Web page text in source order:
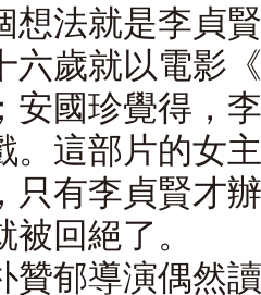
想法就是李貞
六歲就以電影
安國珍覺得，
。這部片的女
只有李貞賢才
回絕了。
贊郁導演偶然